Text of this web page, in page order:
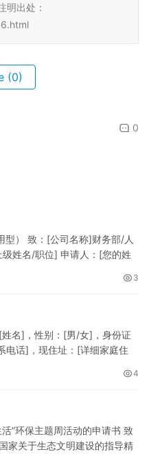
明出处：
(0)
0
型） 致：[公司名称]财务部/人
姓名/职位] 申请人：[您的姓
3
名]，性别：[男/女]，身份证
电话]，现住址：[详细家庭住
4
”环保主题周活动的申请书 致
家关于生态文明建设的指导精